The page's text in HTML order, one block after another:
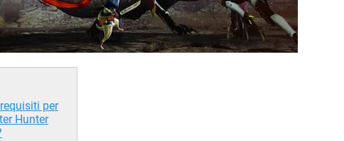
per
Hunter